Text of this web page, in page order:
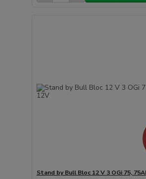
Stand by Bull Bloc 12 V 3 OGi 75,